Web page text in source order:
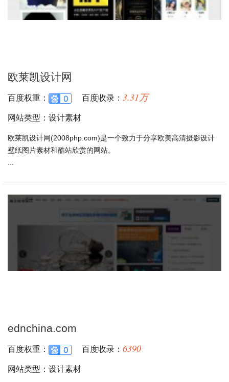
欧莱凯设计网
百度权重： 百度收录： 3.31万
网站类型：设计素材
欧莱凯设计网(2008php.com)是一个致力于分享欧美高清摄影设计
壁纸图片素材和酷站欣赏的网站。
...
ednchina.com
百度权重： 百度收录： 6390
网站类型：设计素材